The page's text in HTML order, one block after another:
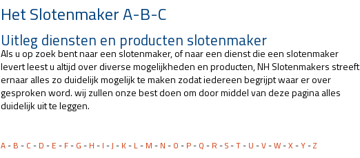
Het Slotenmaker A-B-C
Uitleg diensten en producten slotenmaker
Als u op zoek bent naar een slotenmaker, of naar een dienst die een slotenmaker
levert leest u altijd over diverse mogelijkheden en producten, NH Slotenmakers streeft
ernaar alles zo duidelijk mogelijk te maken zodat iedereen begrijpt waar er over
gesproken word. wij zullen onze best doen om door middel van deze pagina alles
duidelijk uit te leggen.
A- B - C- D - E - F- G - H - I -J - K- L- M - N - O - P- Q - R -S-T- U -V-W-X -Y-Z